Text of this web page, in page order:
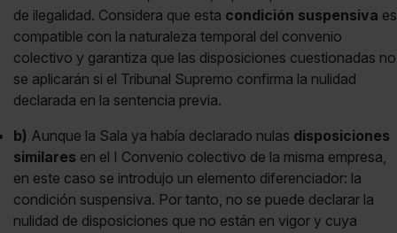
de ilegalidad. Considera que esta condición suspensiva es
compatible con la naturaleza temporal del convenio
colectivo y garantiza que las disposiciones cuestionadas no
se aplicarán si el Tribunal Supremo confirma la nulidad
declarada en la sentencia previa.
b) Aunque la Sala ya había declarado nulas disposiciones
similares en el I Convenio colectivo de la misma empresa,
en este caso se introdujo un elemento diferenciador: la
condición suspensiva. Por tanto, no se puede declarar la
nulidad de disposiciones que no están en vigor y cuya